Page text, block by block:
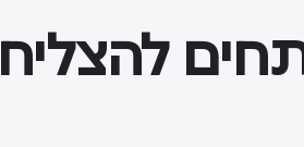
להצליח